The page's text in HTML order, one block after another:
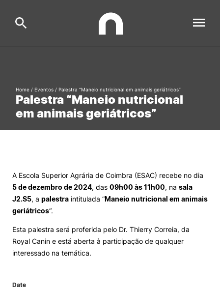
Estudar
International Relations
Ofertas de Emprego e Informações Úteis
Loja da Agrária
Formative Offer
Palestra “Maneio nutricional
em animais geriátricos”
Home / Eventos / Palestra “Maneio nutricional em animais geriátricos”
A Escola Superior Agrária de Coimbra (ESAC) recebe no dia
5 de dezembro de 2024, das 09h00 às 11h00, na sala
J2.S5, a palestra intitulada “Maneio nutricional em animais
geriátricos“.
Esta palestra será proferida pelo Dr. Thierry Correia, da
Royal Canin e está aberta à participação de qualquer
interessado na temática.
Date